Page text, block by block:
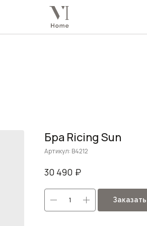
Бра Ricing Sun
Артикул: B4212
30 490 ₽
Заказать